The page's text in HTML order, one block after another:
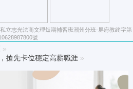
立志光法商文理短期補習班潮州分班-屏府教終字第
號
»
搶先卡位穩定高薪職涯 »